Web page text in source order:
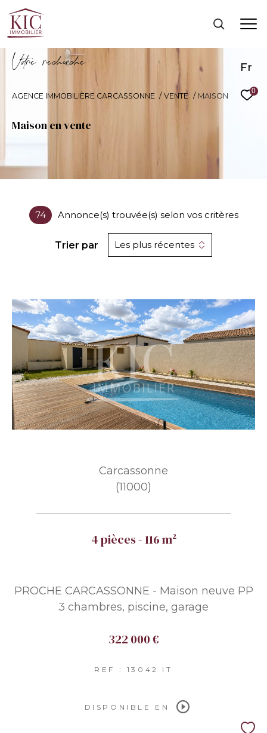
Fr
0
Vore recece
AGENCE IMMOBILIÈRE CARCASSONNE VENTE MAISON
Maison en vente
74 Annonce(s) trouvée(s) selon vos critères
Trier par Les plus récentes
Carcassonne
(11000)
4 pièces - 116 m²
PROCHE CARCASSONNE - Maison neuve PP
3 chambres, piscine, garage
322 000 €
REF : 13042 IT
DISPONIBLE EN